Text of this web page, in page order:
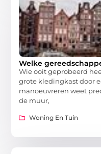
Welke
Wie ooit geprobeerd
grote kledingkast door
manoeuvreren weet
de muur,
Woning En Tuin